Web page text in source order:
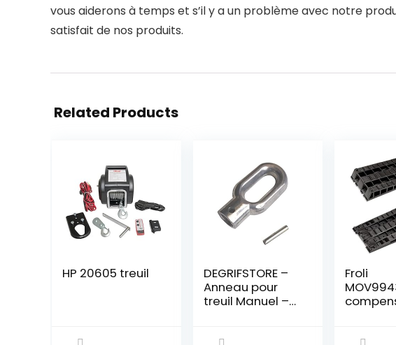
vous aiderons à temps et s’il y a un problème avec notre
satisfait de nos produits.
Related Products
HP 20605 treuil
DEGRIFSTORE –
Anneau pour
treuil Manuel –
Froli